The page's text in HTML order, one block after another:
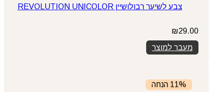
צבע לשיער רבולושיין REVOLUTION UNICOLOR
₪29.00
מעבר למוצר
11% הנחה